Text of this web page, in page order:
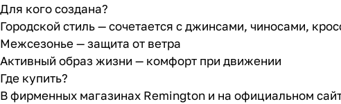
Для кого создана?
Городской стиль — сочетается с джинсами, чиносами,
Межсезонье — защита от ветра
Активный образ жизни — комфорт при движении
Где купить?
В фирменных магазинах Remington и на официальном